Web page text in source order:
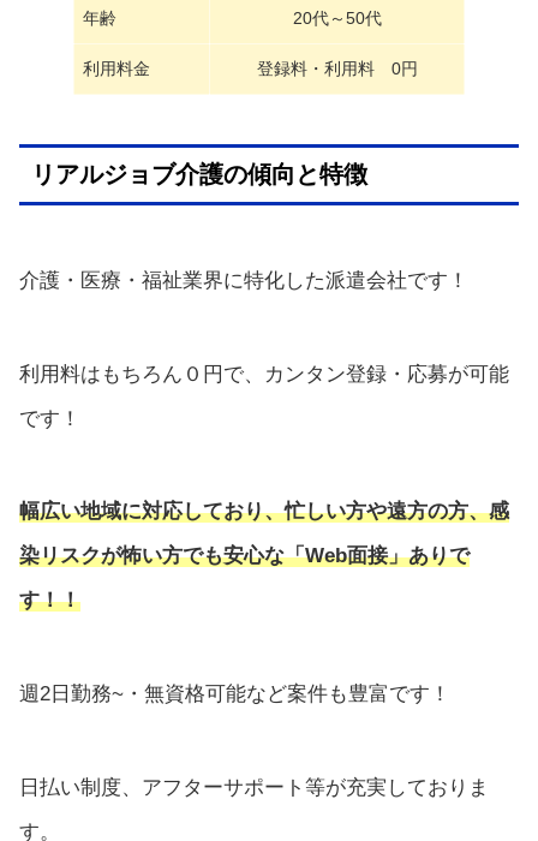
年齢 20代～50代
利用料金 登録料・利用料 0円
リアルジョブ介護の傾向と特徴
介護・医療・福祉業界に特化した派遣会社です！
利用料はもちろん０円で、カンタン登録・応募が可能
です！
幅広い地域に対応しており、忙しい方や遠方の方、感
染リスクが怖い方でも安心な「Web面接」ありで
す！！
週2日勤務~・無資格可能など案件も豊富です！
日払い制度、アフターサポート等が充実しておりま
す。